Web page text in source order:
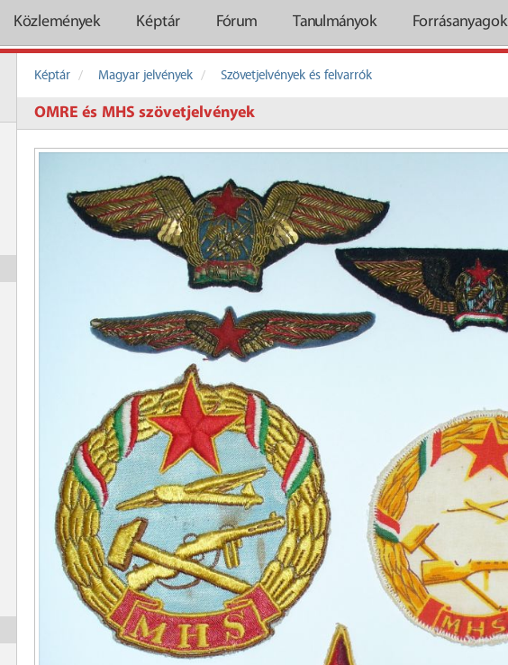
Közlemények Képtár Fórum Tanulmányok Forrásanyagok
Képtár Magyar jelvények Szövetjelvények és felvarrók
OMRE és MHS szövetjelvények